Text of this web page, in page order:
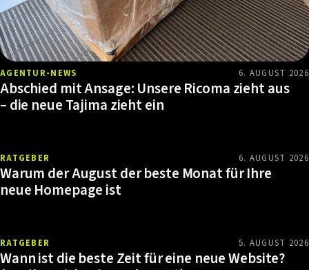
AGENTUR-NEWS 6. AUGUST 2026
Abschied mit Ansage: Unsere Ricoma zieht aus
– die neue Tajima zieht ein
RATGEBER 6. AUGUST 2026
Warum der August der beste Monat für Ihre
neue Homepage ist
RATGEBER 5. AUGUST 2026
Wann ist die beste Zeit für eine neue Website?